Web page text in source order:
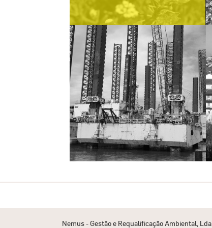
Nemus - Gestão e Requalificação Ambiental, Lda